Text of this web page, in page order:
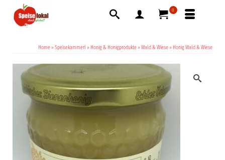
0
Home »Speisekammerl » Honig & Honigprodukte »Wald & Wiese » Honig Wald & Wiese